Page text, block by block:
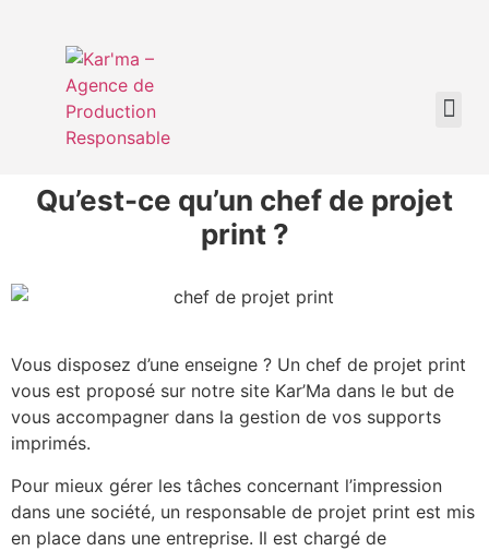
Qu’est-ce qu’un chef de projet
print ?
Vous disposez d’une enseigne ? Un chef de projet print
vous est proposé sur notre site Kar’Ma dans le but de
vous accompagner dans la gestion de vos supports
imprimés.
Pour mieux gérer les tâches concernant l’impression
dans une société, un responsable de projet print est mis
en place dans une entreprise. Il est chargé de